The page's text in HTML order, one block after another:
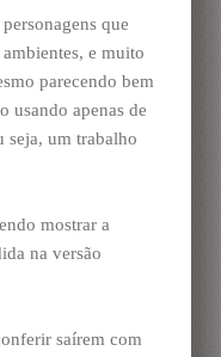
que
e muito
parecendo bem
usando apenas de
seja, um trabalho
mostrar a
na versão
saírem com